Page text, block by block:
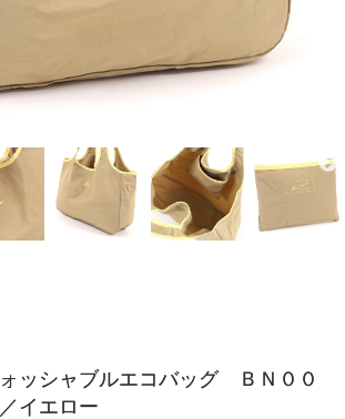
ォッシャブルエコバッグ ＢＮ００
イエロー